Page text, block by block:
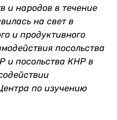
и народов в течение
на свет в
и продуктивного
посольства
и посольства КНР в
по изучению